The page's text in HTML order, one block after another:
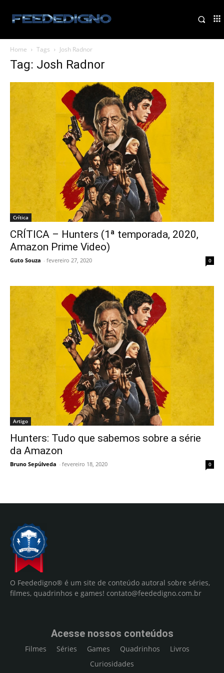
Home Tags Josh Radnor
Tag: Josh Radnor
Crítica
CRÍTICA – Hunters (1ª temporada, 2020,
Amazon Prime Video)
Guto Souza - fevereiro 27, 2020 0
Artigo
Hunters: Tudo que sabemos sobre a série
da Amazon
Bruno Sepúlveda - fevereiro 18, 2020 0
O Feededigno® é um site de conteúdo autoral sobre séries,
filmes, quadrinhos e games! contato@feededigno.com.br
Acesse nossos conteúdos
Filmes Séries Games Quadrinhos
Livros
Curiosidades